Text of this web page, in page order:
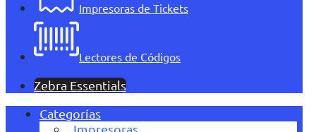
Impresoras de Tickets
Lectores de Códigos
Zebra Essentials
Categorías
Impresoras